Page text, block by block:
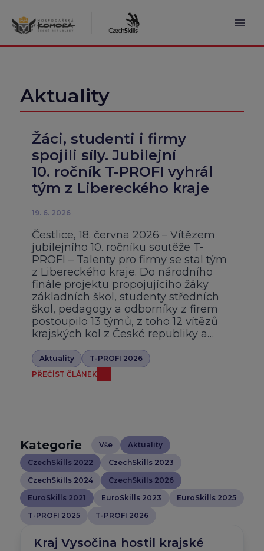
obsah
Aktuality
Žáci, studenti i firmy
spojili síly. Jubilejní
10. ročník T-PROFI vyhrál
tým z Libereckého kraje
19. 6. 2026
Čestlice, 18. června 2026 – Vítězem
jubilejního 10. ročníku soutěže T-
PROFI – Talenty pro firmy se stal tým
z Libereckého kraje. Do národního
finále projektu propojujícího žáky
základních škol, studenty středních
škol, pedagogy a odborníky z firem
postoupilo 13 týmů, z toho 12 vítězů
krajských kol z České republiky a…
Aktuality
T-PROFI 2026
PŘEČÍST ČLÁNEK
Kategorie Vše
Aktuality
CzechSkills 2022
CzechSkills 2023
CzechSkills 2024
CzechSkills 2026
EuroSkills 2021
EuroSkills 2023
EuroSkills 2025
T-PROFI 2025
T-PROFI 2026
Kraj Vysočina hostil krajské